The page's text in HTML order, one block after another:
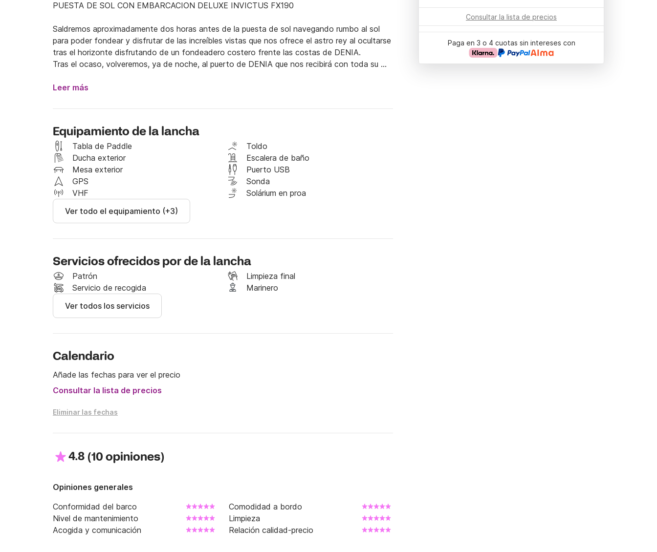
PUESTA DE SOL CON EMBARCACION DELUXE INVICTUS FX190
Saldremos aproximadamente dos horas antes de la puesta de sol navegando rumbo al sol
para poder fondear y disfrutar de las increíbles vistas que nos ofrece el astro rey al ocultarse
tras el horizonte disfrutando de un fondeadero costero frente las costas de DENIA.
Tras el ocaso, volveremos, ya de noche, al puerto de DENIA que nos recibirá con toda su
¡No olvides la cámara de fotos ni el champan!!!!
OBLIGATORIO PATRON
Leer más
Equipamiento de la lancha
Tabla de Paddle
Toldo
Ducha exterior
Escalera de baño
Mesa exterior
Puerto USB
GPS
Sonda
VHF
Solárium en proa
Ver todo el equipamiento (+3)
Servicios ofrecidos por de la lancha
Patrón
Limpieza final
Servicio de recogida
Marinero
Ver todos los servicios
Calendario
Añade las fechas para ver el precio
Consultar la lista de precios
Eliminar las fechas
4.8 (10 opiniones)
Opiniones generales
Conformidad del barco
Comodidad a bordo
Nivel de mantenimiento
Limpieza
Acogida y comunicación
Relación calidad-precio
Consultar la lista de precios
Paga en 3 o 4 cuotas sin intereses con